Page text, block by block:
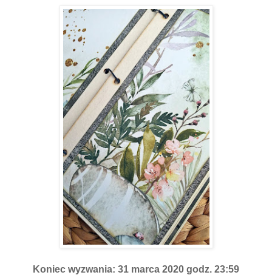
Koniec wyzwania: 31 marca 2020 godz. 23:59